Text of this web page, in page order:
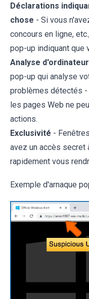
Déclarations
chose - Si vous
concours en ligne,
pop-up indiquant que
Analyse
pop-up qui analyse
problèmes détectés -
les pages Web ne
actions.
Exclusivité -
avez un accès secret
rapidement vous
Exemple d'arnaque